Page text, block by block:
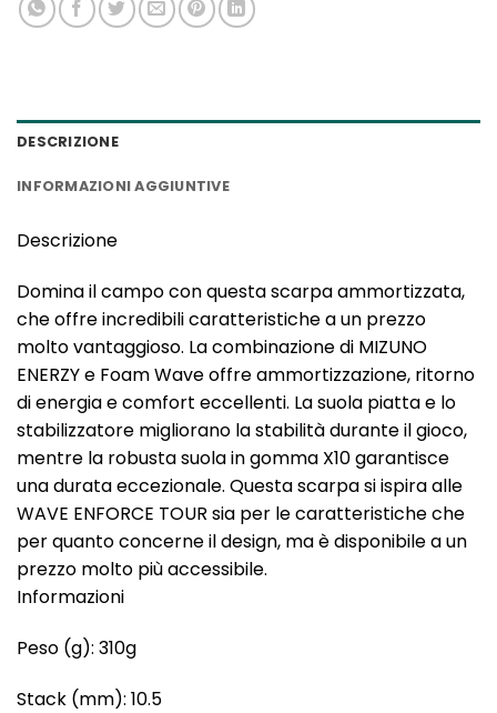
DESCRIZIONE
INFORMAZIONI AGGIUNTIVE
Descrizione
Domina il campo con questa scarpa ammortizzata,
che offre incredibili caratteristiche a un prezzo
molto vantaggioso. La combinazione di MIZUNO
ENERZY e Foam Wave offre ammortizzazione, ritorno
di energia e comfort eccellenti. La suola piatta e lo
stabilizzatore migliorano la stabilità durante il gioco,
mentre la robusta suola in gomma X10 garantisce
una durata eccezionale. Questa scarpa si ispira alle
WAVE ENFORCE TOUR sia per le caratteristiche che
per quanto concerne il design, ma è disponibile a un
prezzo molto più accessibile.
Informazioni
Peso (g): 310g
Stack (mm): 10.5